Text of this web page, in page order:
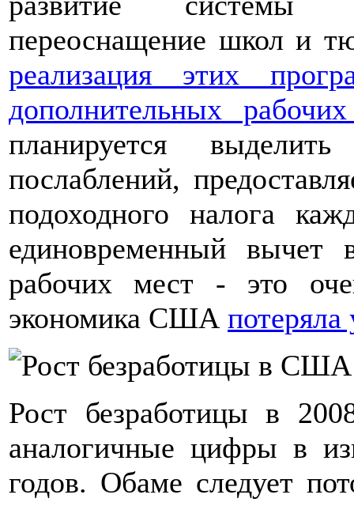
переоснащение школ и
реализация этих
дополнительных
планируется
послаблений,
подоходного налога
единовременный
рабочих мест - это
экономика США
Рост безработицы в
аналогичные цифры в
годов. Обаме следует